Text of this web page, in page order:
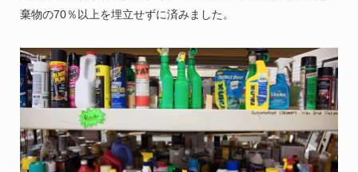
棄物の70％以上を埋立せずに済みました。